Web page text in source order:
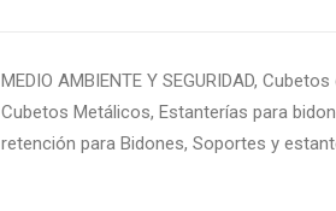
MEDIO AMBIENTE Y SEGURIDAD, Cubetos
Cubetos Metálicos, Estanterías para
retención para Bidones, Soportes y